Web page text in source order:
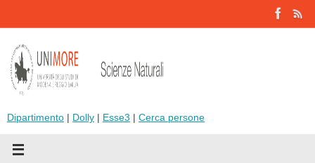
Dipartimento Dolly Esse3 Cerca persone